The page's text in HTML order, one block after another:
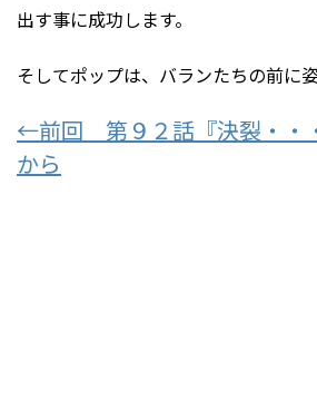
出す事に成功します。
そしてポップは、バランたちの前に
←前回 第９２話『決裂・・
から